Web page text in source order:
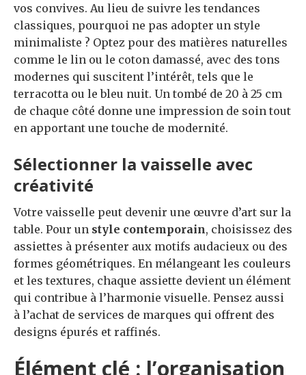
vos convives. Au lieu de suivre les tendances
classiques, pourquoi ne pas adopter un style
minimaliste ? Optez pour des matières naturelles
comme le lin ou le coton damassé, avec des tons
modernes qui suscitent l’intérêt, tels que le
terracotta ou le bleu nuit. Un tombé de 20 à 25 cm
de chaque côté donne une impression de soin tout
en apportant une touche de modernité.
Sélectionner la vaisselle avec
créativité
Votre vaisselle peut devenir une œuvre d’art sur la
table. Pour un style contemporain, choisissez des
assiettes à présenter aux motifs audacieux ou des
formes géométriques. En mélangeant les couleurs
et les textures, chaque assiette devient un élément
qui contribue à l’harmonie visuelle. Pensez aussi
à l’achat de services de marques qui offrent des
designs épurés et raffinés.
Élément clé : l’organisation